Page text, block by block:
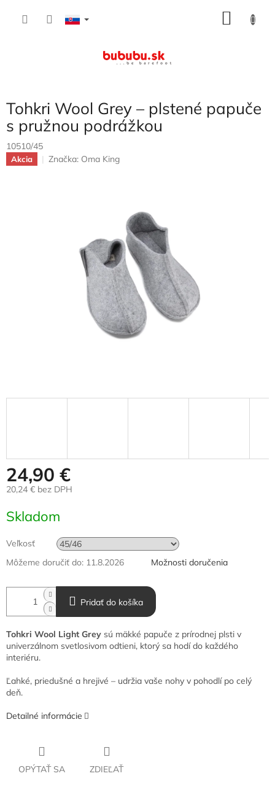
Tohkri Wool Grey – plstené papuče
s pružnou podrážkou
10510/45
Akcia Značka: Oma King
24,90 €
20,24 € bez DPH
cena:
Skladom
Veľkosť
Môžeme doručiť do: 11.8.2026 Možnosti doručenia
Pridať do košíka
Tohkri Wool Light Grey sú mäkké papuče z prírodnej plsti v
univerzálnom svetlosivom odtieni, ktorý sa hodí do každého
interiéru.
Ľahké, priedušné a hrejivé – udržia vaše nohy v pohodlí po celý
deň.
Detailné informácie
OPÝTAŤ SA ZDIEĽAŤ